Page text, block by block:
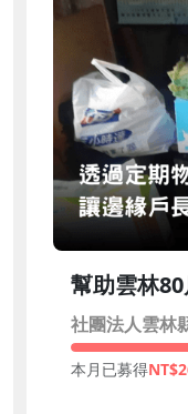
幫助雲林
社團法人雲林
本月已募得